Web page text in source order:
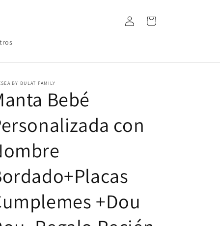
sesión
Carrito
BY BULAT FAMILY
Bebé
con
+Dou